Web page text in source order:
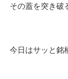
その蓋を突き破
今日はサッと銘